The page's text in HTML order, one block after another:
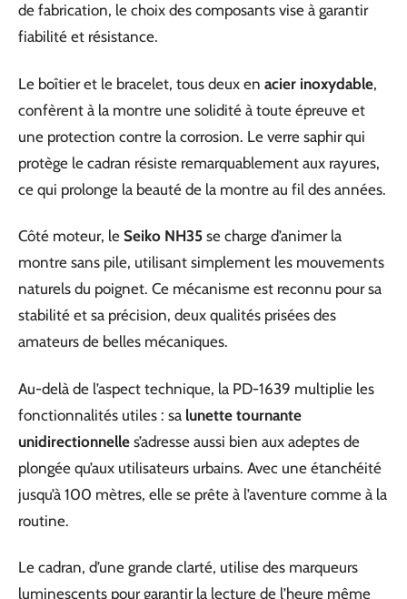
de fabrication, le choix des composants vise à garantir
fiabilité et résistance.
Le boîtier et le bracelet, tous deux en acier inoxydable,
confèrent à la montre une solidité à toute épreuve et
une protection contre la corrosion. Le verre saphir qui
protège le cadran résiste remarquablement aux rayures,
ce qui prolonge la beauté de la montre au fil des années.
Côté moteur, le Seiko NH35 se charge d’animer la
montre sans pile, utilisant simplement les mouvements
naturels du poignet. Ce mécanisme est reconnu pour sa
stabilité et sa précision, deux qualités prisées des
amateurs de belles mécaniques.
Au-delà de l’aspect technique, la PD-1639 multiplie les
fonctionnalités utiles : sa lunette tournante
unidirectionnelle s’adresse aussi bien aux adeptes de
plongée qu’aux utilisateurs urbains. Avec une étanchéité
jusqu’à 100 mètres, elle se prête à l’aventure comme à la
routine.
Le cadran, d’une grande clarté, utilise des marqueurs
luminescents pour garantir la lecture de l’heure même